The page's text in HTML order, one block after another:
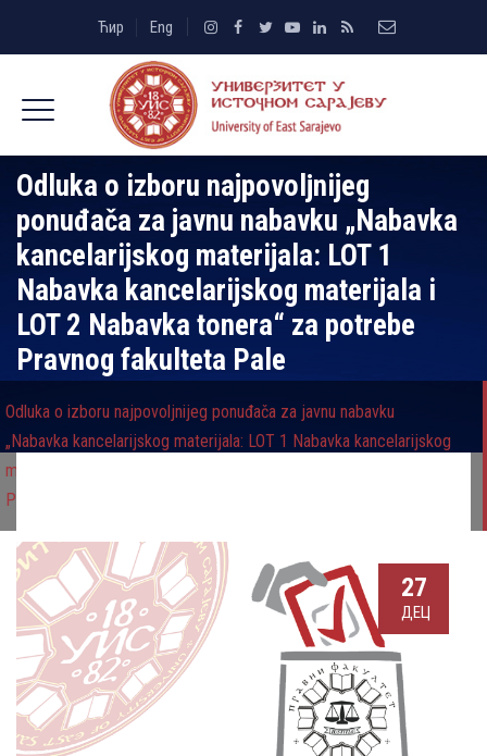
Ћир Eng
Odluka o izboru najpovolјnijeg
ponuđača za javnu nabavku „Nabavka
kancelarijskog materijala: LOT 1
Nabavka kancelarijskog materijala i
LOT 2 Nabavka tonera“ za potrebe
Pravnog fakulteta Pale
Odluka o izboru najpovolјnijeg ponuđača za javnu nabavku
„Nabavka kancelarijskog materijala: LOT 1 Nabavka kancelarijskog
materijala i LOT 2 Nabavka tonera“ za potrebe Pravnog fakulteta
Pale
27
ДЕЦ